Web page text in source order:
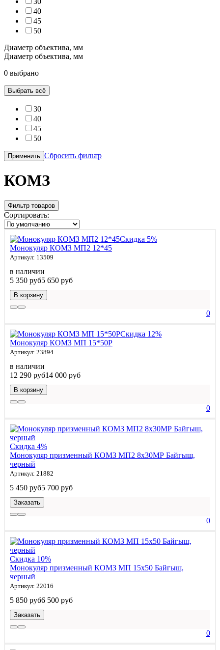
40
45
50
Диаметр объектива, мм
Диаметр объектива, мм
0 выбрано
Выбрать всё
30
40
45
50
Применить Сбросить фильтр
КОМЗ
Фильтр товаров
Сортировать:
Скидка 5%
Монокуляр КОМЗ МП2 12*45
Артикул: 13509
в наличии
5 350 руб5 650 руб
В корзину
0
Скидка 12%
Монокуляр КОМЗ МП 15*50Р
Артикул: 23894
в наличии
12 290 руб14 000 руб
В корзину
0
Скидка 4%
Монокуляр призменный КОМЗ МП2 8x30МР Байгыш,
черный
Артикул: 21882
5 450 руб5 700 руб
Заказать
0
Скидка 10%
Монокуляр призменный КОМЗ МП 15x50 Байгыш,
черный
Артикул: 22016
5 850 руб6 500 руб
Заказать
0